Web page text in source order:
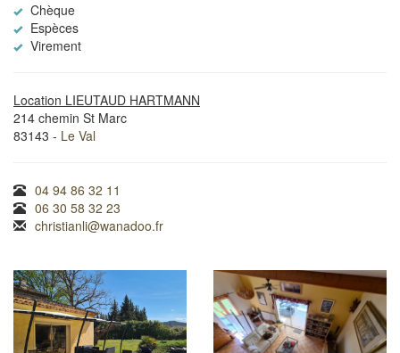
Chèque
Espèces
Virement
Location LIEUTAUD HARTMANN
214 chemin St Marc
83143 - Le Val
04 94 86 32 11
06 30 58 32 23
christianli@wanadoo.fr